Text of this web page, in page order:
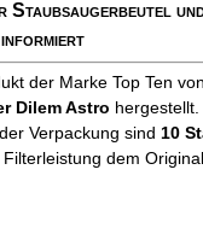
informiert
der Marke Top Ten
Dilem Astro
Verpackung sind10
dem